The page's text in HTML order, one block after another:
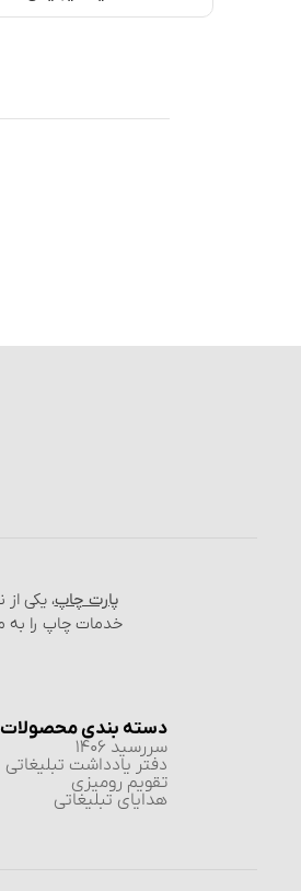
پارت چاپ، یکی
خدمات چاپ را به
دسته بندی محصولات
سررسید 1406
دفتر یادداشت تبلیغاتی
تقویم رومیزی
هدایای تبلیغاتی